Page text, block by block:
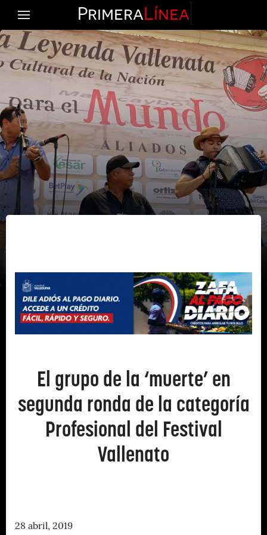
PrimeraLínea
El grupo de la ‘muerte’ en
segunda ronda de la categoría
Profesional del Festival
Vallenato
28 abril, 2019